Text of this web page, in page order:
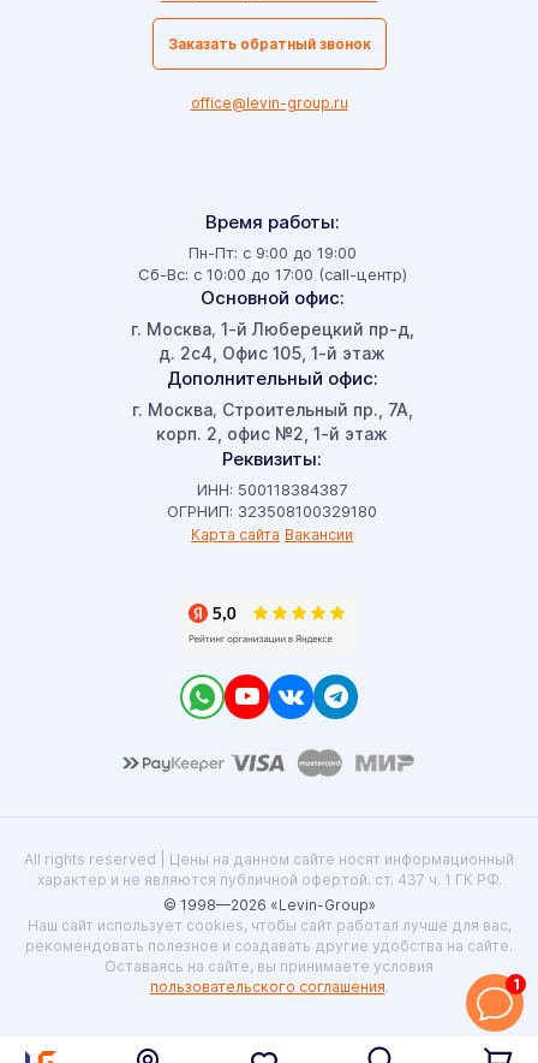
Время работы:
Пн-Пт: с 9:00 до 19:00
Сб-Вс: с 10:00 до 17:00 (call-центр)
Основной офис:
г. Москва, 1-й Люберецкий пр-д,
д. 2с4, Офис 105, 1-й этаж
Дополнительный офис:
г. Москва, Строительный пр., 7А,
корп. 2, офис №2, 1-й этаж
Реквизиты:
ИНН: 500118384387
ОГРНИП: 323508100329180
Карта сайта Вакансии
Заказать обратный звонок
office@levin-group.ru
All rights reserved | Цены на данном сайте носят информационный
характер и не являются публичной офертой. ст. 437 ч. 1 ГК РФ.
© 1998—2026 «Levin-Group»
Наш сайт использует cookies, чтобы сайт работал лучше для вас,
рекомендовать полезное и создавать другие удобства на сайте.
Оставаясь на сайте, вы принимаете условия
пользовательского соглашения. 1